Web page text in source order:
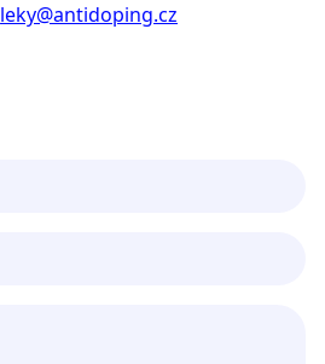
leky@antidoping.cz